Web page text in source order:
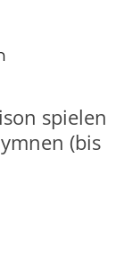
spielen
(bis